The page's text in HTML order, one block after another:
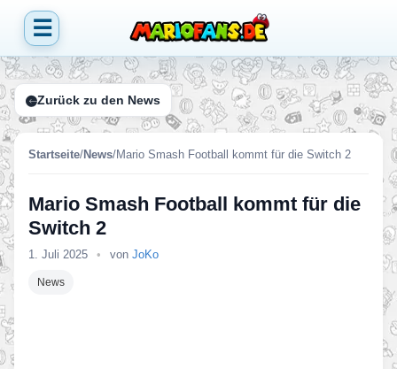
☰
Zurück zu den News
Startseite/News/Mario Smash Football kommt für die Switch 2
Mario Smash Football kommt für die
Switch 2
1. Juli 2025 • von JoKo
News